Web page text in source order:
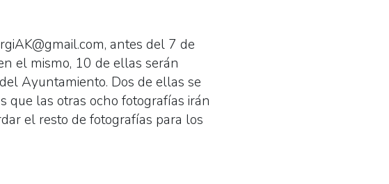
antes del 7 de
el mismo, 10 de ellas serán
Ayuntamiento. Dos de ellas se
que las otras ocho fotografías irán
el resto de fotografías para los